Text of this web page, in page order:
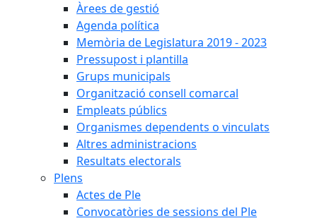
Àrees de gestió
Agenda política
Memòria de Legislatura 2019 - 2023
Pressupost i plantilla
Grups municipals
Organització consell comarcal
Empleats públics
Organismes dependents o vinculats
Altres administracions
Resultats electorals
Plens
Actes de Ple
Convocatòries de sessions del Ple